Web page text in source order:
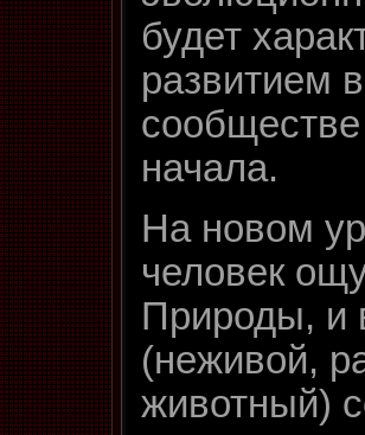
будет
развитием
начала.
На новом
человек
Природы, и
(неживой,
животный)